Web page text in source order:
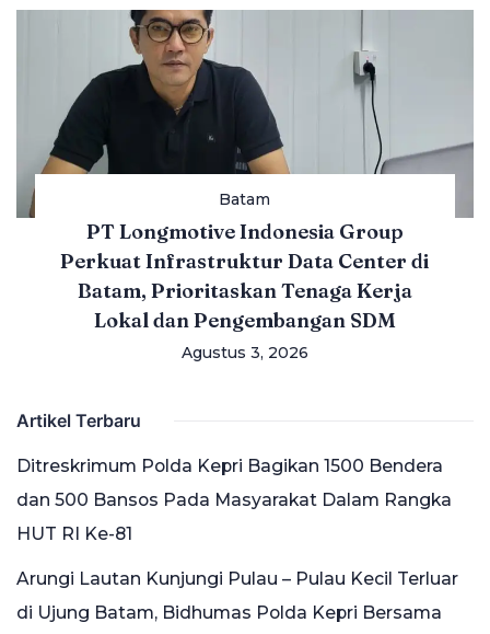
Batam
PT Longmotive Indonesia Group
Perkuat Infrastruktur Data Center di
Batam, Prioritaskan Tenaga Kerja
Lokal dan Pengembangan SDM
Agustus 3, 2026
Artikel Terbaru
Ditreskrimum Polda Kepri Bagikan 1500 Bendera
dan 500 Bansos Pada Masyarakat Dalam Rangka
HUT RI Ke-81
Arungi Lautan Kunjungi Pulau – Pulau Kecil Terluar
di Ujung Batam, Bidhumas Polda Kepri Bersama